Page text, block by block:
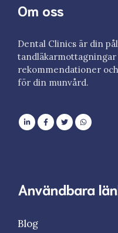
Om oss
Dental Clinics är din
tandläkarmottagningar
rekommendationer
för din munvård.
Användbara
Blog